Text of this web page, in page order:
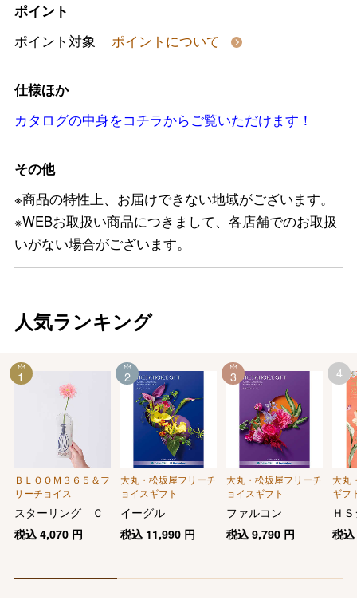
ポイント
ポイント対象
ポイントについて
仕様ほか
カタログの中身をコチラからご覧いただけます！
その他
※商品の特性上、お届けできない地域がございます。
※WEBお取扱い商品につきまして、各店舗でのお取扱
いがない場合がございます。
人気ランキング
ＢＬＯＯＭ３６５＆フ
リーチョイス
スターリング Ｃ
税込 4,070円
1
大丸・松坂屋フリーチ
ョイスギフト
イーグル
税込 11,990 円
2
大丸・松坂屋フリーチ
ョイスギフト
ファルコン
税込9,790 円
3
大丸
ギフ
慶事
Ｈ
税
4